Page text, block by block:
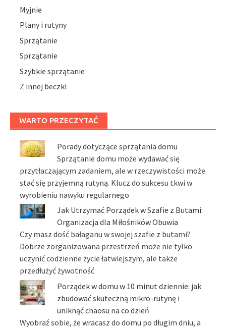
Myjnie
Plany i rutyny
Sprzątanie
Sprzątanie
Szybkie sprzątanie
Z innej beczki
WARTO PRZECZYTAĆ
Porady dotyczące sprzątania domu
Sprzątanie domu może wydawać się
przytłaczającym zadaniem, ale w rzeczywistości może
stać się przyjemną rutyną. Klucz do sukcesu tkwi w
wyrobieniu nawyku regularnego
Jak Utrzymać Porządek w Szafie z Butami:
Organizacja dla Miłośników Obuwia
Czy masz dość bałaganu w swojej szafie z butami?
Dobrze zorganizowana przestrzeń może nie tylko
uczynić codzienne życie łatwiejszym, ale także
przedłużyć żywotność
Porządek w domu w 10 minut dziennie: jak
zbudować skuteczną mikro-rutynę i
uniknąć chaosu na co dzień
Wyobraź sobie, że wracasz do domu po długim dniu, a